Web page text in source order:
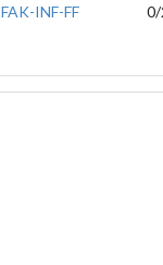
FAK-INF-FF